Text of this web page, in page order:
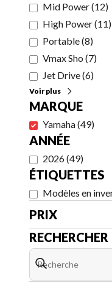
Mid Power(12)
High Power(11)
Portable(8)
Vmax Sho (7)
Jet Drive(6)
Voir plus
MARQUE
Yamaha(49)
ANNÉE
2026(49)
ÉTIQUETTES
Modèles en
PRIX
RECHERCHER